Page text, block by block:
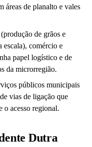
áreas de planalto e vales
de grãos e
escala), comércio e
papel logístico e de
da microrregião.
públicos municipais
vias de ligação que
o acesso regional.
Dutra